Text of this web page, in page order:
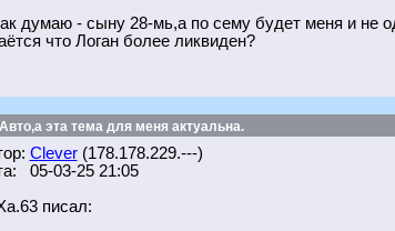
думаю - сыну 28-мь,а по сему будет меня и не
что Логан более ликвиден?
эта тема для меня актуальна.
Clever(178.178.229.---)
05-03-25 21:05
писал: